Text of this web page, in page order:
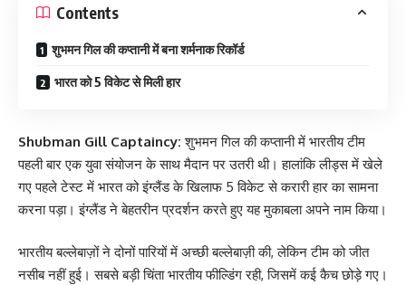
Contents
शुभमन गिल की कप्तानी में बना शर्मनाक रिकॉर्ड
भारत को 5 विकेट से मिली हार
Shubman Gill Captaincy: शुभमन गिल की कप्तानी में भारतीय टीम
पहली बार एक युवा संयोजन के साथ मैदान पर उतरी थी। हालांकि लीड्स में खेले
गए पहले टेस्ट में भारत को इंग्लैंड के खिलाफ 5 विकेट से करारी हार का सामना
करना पड़ा। इंग्लैंड ने बेहतरीन प्रदर्शन करते हुए यह मुकाबला अपने नाम किया।
भारतीय बल्लेबाज़ों ने दोनों पारियों में अच्छी बल्लेबाज़ी की, लेकिन टीम को जीत
नसीब नहीं हुई। सबसे बड़ी चिंता भारतीय फील्डिंग रही, जिसमें कई कैच छोड़े गए।